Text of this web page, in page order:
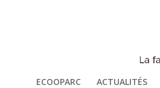
ECOOPARC ACTUALITÉS